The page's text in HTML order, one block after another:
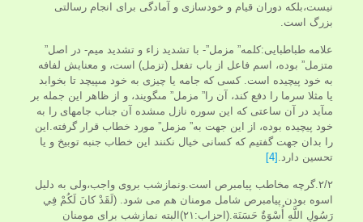
نيست،بلكه دوران قيام و خودسازى و آمادگى براى انجام رسالتى
بزرگ است.
علامه طباطبایی:كلمه” مزمل”- با تشديد زاء و تشديد ميم- در اصل”
متزمل” بوده، اسم فاعل از باب تفعل (تزمل) است، و معنايش لفافه
به خود پيچيده است. كسى كه جامه يا چيزى به خود مى‏پيچد تا بخوابد
يا مثلا سرما را دفع كند، آن را” مزمل” مى‏گويند، و از ظاهر اين جمله بر
مى‏آيد در آن ساعتى كه اين سوره نازل مى‏شده آن جناب جامه‏اى را به
خود پيچيده بوده، از اين جهت به” مزمل” مورد خطاب قرار گرفته.اين
را بدان جهت گفتيم كه كسانى خيال نكنند اين خطاب جنبه توبيخ و يا
تحسين دارد. [4]
۲/۲.گرچه مخاطب پیامبرص است.ونمازشب بروی واجب،ولی به دلیل
اسوه بودن پیامبرص شامل مومنان هم می شود. (لَقَدْ كانَ لَكُمْ فِي
رَسُولِ اللَّهِ أُسْوَةٌ حَسَنَة.(احزاب:۲۱)البته نمازشب برای مومنان